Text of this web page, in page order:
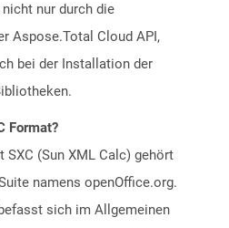
nur durch die
Aspose.Total Cloud API,
bei der Installation der
Format?
SXC (Sun XML Calc) gehört
namens openOffice.org.
sich im Allgemeinen